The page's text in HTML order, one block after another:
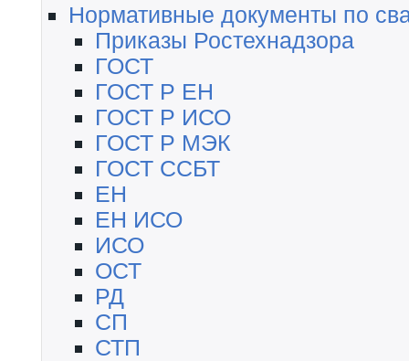
Нормативные документы по
Приказы Ростехнадзора
ГОСТ
ГОСТ Р ЕН
ГОСТ Р ИСО
ГОСТ Р МЭК
ГОСТ ССБТ
ЕН
ЕН ИСО
ИСО
ОСТ
РД
СП
СТП